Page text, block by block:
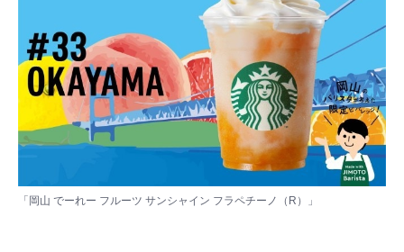
「岡山 でーれー フルーツ サンシャイン フラペチーノ（R）」